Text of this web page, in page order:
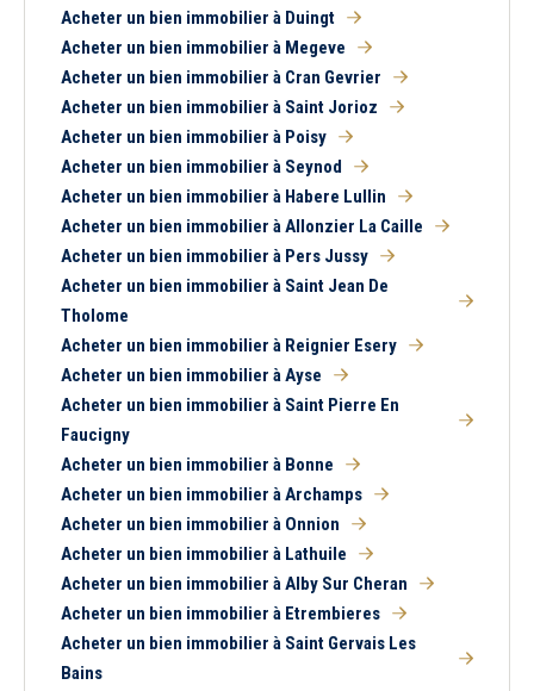
Acheter un bien immobilier à Duingt
Acheter un bien immobilier à Megeve
Acheter un bien immobilier à Cran Gevrier
Acheter un bien immobilier à Saint Jorioz
Acheter un bien immobilier à Poisy
Acheter un bien immobilier à Seynod
Acheter un bien immobilier à Habere Lullin
Acheter un bien immobilier à Allonzier La Caille
Acheter un bien immobilier à Pers Jussy
Acheter un bien immobilier à Saint Jean De
Tholome
Acheter un bien immobilier à Reignier Esery
Acheter un bien immobilier à Ayse
Acheter un bien immobilier à Saint Pierre En
Faucigny
Acheter un bien immobilier à Bonne
Acheter un bien immobilier à Archamps
Acheter un bien immobilier à Onnion
Acheter un bien immobilier à Lathuile
Acheter un bien immobilier à Alby Sur Cheran
Acheter un bien immobilier à Etrembieres
Acheter un bien immobilier à Saint Gervais Les
Bains